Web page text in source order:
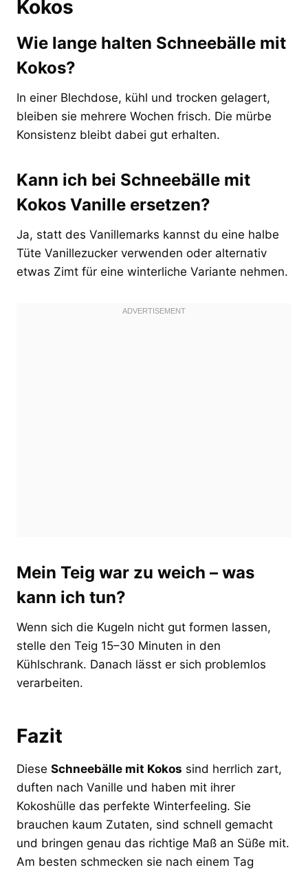
Kokos
Wie lange halten Schneebälle mit
Kokos?
In einer Blechdose, kühl und trocken gelagert,
bleiben sie mehrere Wochen frisch. Die mürbe
Konsistenz bleibt dabei gut erhalten.
Kann ich bei Schneebälle mit
Kokos Vanille ersetzen?
Ja, statt des Vanillemarks kannst du eine halbe
Tüte Vanillezucker verwenden oder alternativ
etwas Zimt für eine winterliche Variante nehmen.
Mein Teig war zu weich – was
kann ich tun?
Wenn sich die Kugeln nicht gut formen lassen,
stelle den Teig 15–30 Minuten in den
Kühlschrank. Danach lässt er sich problemlos
verarbeiten.
Fazit
Diese Schneebälle mit Kokos sind herrlich zart,
duften nach Vanille und haben mit ihrer
Kokoshülle das perfekte Winterfeeling. Sie
brauchen kaum Zutaten, sind schnell gemacht
und bringen genau das richtige Maß an Süße mit.
Am besten schmecken sie nach einem Tag